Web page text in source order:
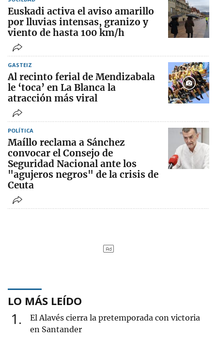
Euskadi activa el aviso amarillo
por lluvias intensas, granizo y
viento de hasta 100 km/h
GASTEIZ
Al recinto ferial de Mendizabala
le ‘toca’ en La Blanca la
atracción más viral
POLÍTICA
Maíllo reclama a Sánchez
convocar el Consejo de
Seguridad Nacional ante los
"agujeros negros" de la crisis de
Ceuta
LO MÁS LEÍDO
1
El Alavés cierra la pretemporada con victoria
en Santander